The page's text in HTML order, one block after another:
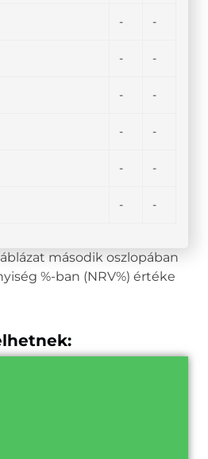
- -
- -
- -
- -
- -
- -
második oszlopában
%-ban (NRV%) értéke